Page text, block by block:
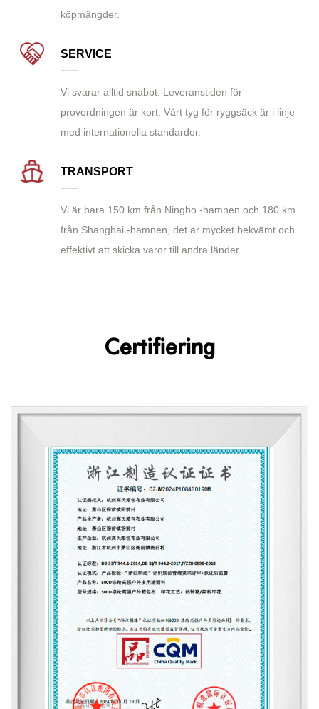
köpmängder.
SERVICE
Vi svarar alltid snabbt. Leveranstiden för
provordningen är kort. Vårt tyg för ryggsäck är i linje
med internationella standarder.
TRANSPORT
Vi är bara 150 km från Ningbo -hamnen och 180 km
från Shanghai -hamnen, det är mycket bekvämt och
effektivt att skicka varor till andra länder.
Certifiering